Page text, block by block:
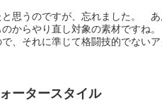
思うのですが、忘れました。
のからやり直し対象の素材ですね
、それに準じて格闘技的でないア
ータースタイル